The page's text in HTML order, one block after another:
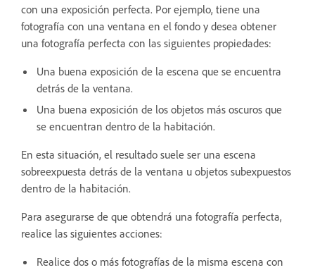
con una exposición perfecta. Por ejemplo, tiene una
fotografía con una ventana en el fondo y desea obtener
una fotografía perfecta con las siguientes propiedades:
Una buena exposición de la escena que se encuentra
detrás de la ventana.
Una buena exposición de los objetos más oscuros que
se encuentran dentro de la habitación.
En esta situación, el resultado suele ser una escena
sobreexpuesta detrás de la ventana u objetos subexpuestos
dentro de la habitación.
Para asegurarse de que obtendrá una fotografía perfecta,
realice las siguientes acciones:
Realice dos o más fotografías de la misma escena con